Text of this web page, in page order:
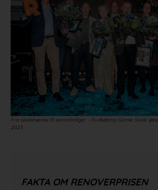
Fra skolebænke til seniorboliger - Rudkøbing Gamle Skole
2023
FAKTA OM RENOVERPRISEN